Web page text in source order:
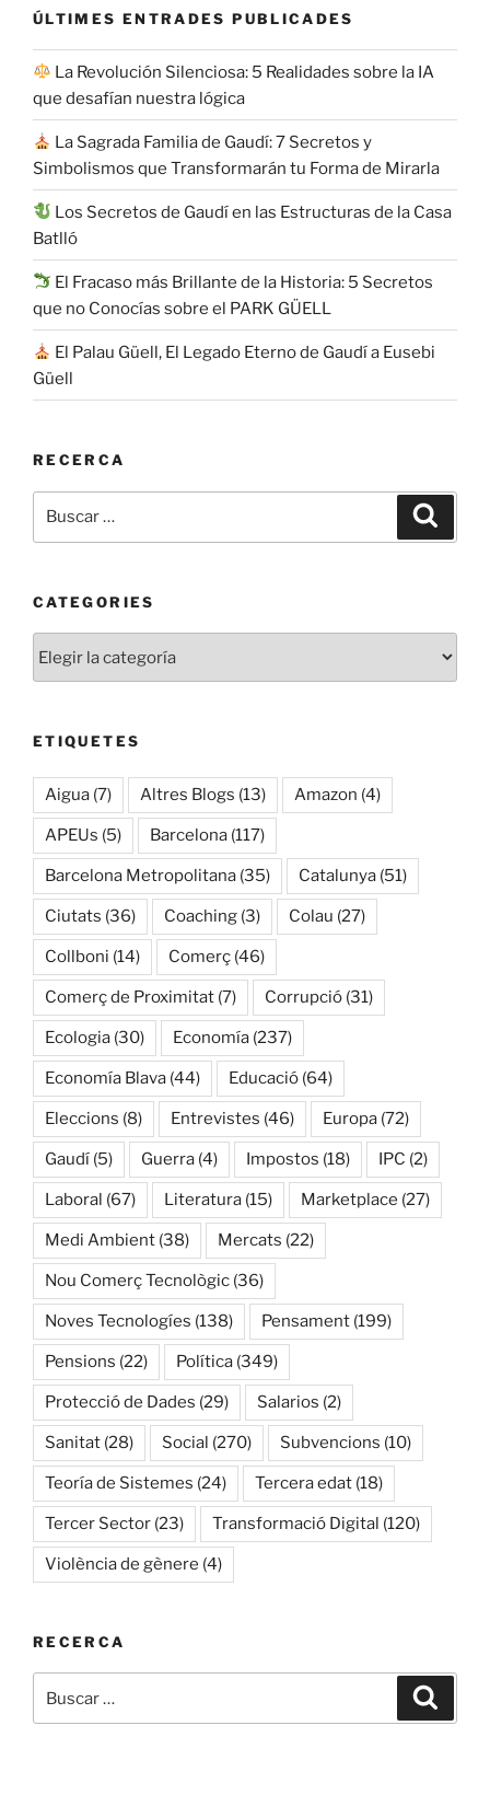
ÚLTIMES ENTRADES PUBLICADES
La Revolución Silenciosa: 5 Realidades sobre la IA
que desafían nuestra lógica
La Sagrada Familia de Gaudí: 7 Secretos y
Simbolismos que Transformarán tu Forma de Mirarla
Los Secretos de Gaudí en las Estructuras de la Casa
Batlló
El Fracaso más Brillante de la Historia: 5 Secretos
que no Conocías sobre el PARK GÜELL
El Palau Güell, El Legado Eterno de Gaudí a Eusebi
Güell
RECERCA
por:
CATEGORIES
ETIQUETES
Aigua (7) Altres Blogs (13) Amazon (4)
APEUs (5) Barcelona (117)
Barcelona Metropolitana (35) Catalunya (51)
Ciutats (36) Coaching (3) Colau (27)
Collboni (14) Comerç (46)
Comerç de Proximitat (7) Corrupció (31)
Ecologia (30) Economía (237)
Economía Blava (44) Educació (64)
Eleccions (8) Entrevistes (46) Europa (72)
Gaudí (5) Guerra (4) Impostos (18) IPC (2)
Laboral (67) Literatura (15) Marketplace (27)
Medi Ambient (38) Mercats (22)
Nou Comerç Tecnològic (36)
Noves Tecnologíes (138) Pensament (199)
Pensions (22) Política (349)
Protecció de Dades (29) Salarios (2)
Sanitat (28) Social (270) Subvencions (10)
Teoría de Sistemes (24) Tercera edat (18)
Tercer Sector (23) Transformació Digital (120)
Violència de gènere (4)
RECERCA
por: